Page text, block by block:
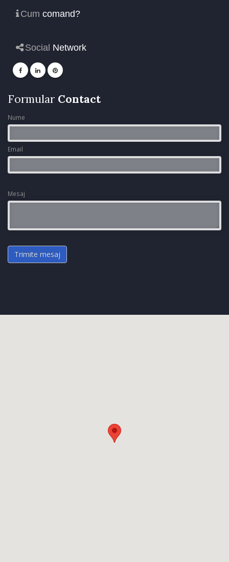
Cum comand?
Social Network
Formular Contact
Nume
Email
Mesaj